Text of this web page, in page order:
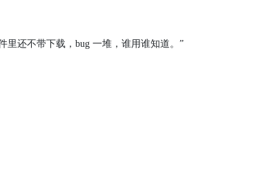
里还不带下载，bug 一堆，谁用谁知道。”